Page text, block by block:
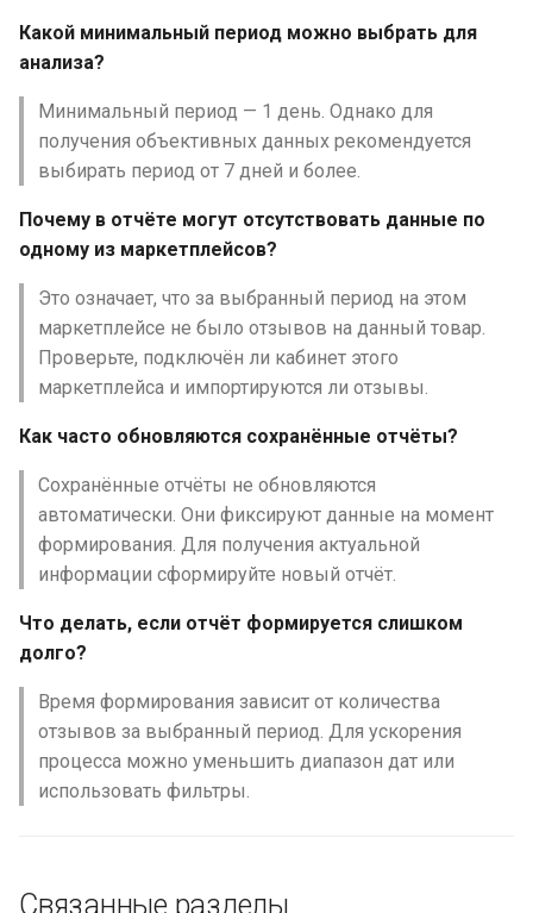
Какой минимальный период можно выбрать для
анализа?
Минимальный период — 1 день. Однако для
получения объективных данных рекомендуется
выбирать период от 7 дней и более.
Почему в отчёте могут отсутствовать данные по
одному из маркетплейсов?
Это означает, что за выбранный период на этом
маркетплейсе не было отзывов на данный товар.
Проверьте, подключён ли кабинет этого
маркетплейса и импортируются ли отзывы.
Как часто обновляются сохранённые отчёты?
Сохранённые отчёты не обновляются
автоматически. Они фиксируют данные на момент
формирования. Для получения актуальной
информации сформируйте новый отчёт.
Что делать, если отчёт формируется слишком
долго?
Время формирования зависит от количества
отзывов за выбранный период. Для ускорения
процесса можно уменьшить диапазон дат или
использовать фильтры.
Связанные разделы